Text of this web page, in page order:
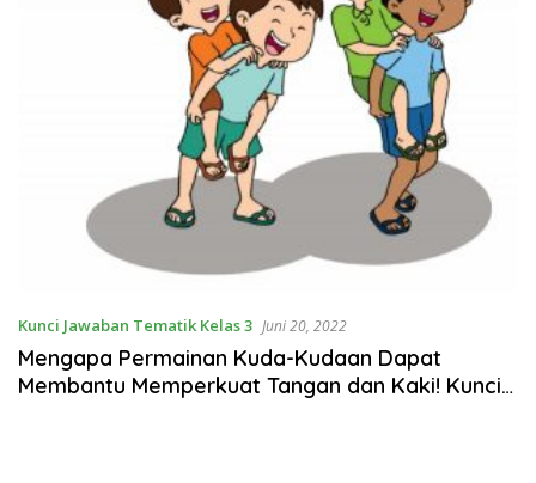
Kunci Jawaban Tematik Kelas 3 Juni 20, 2022
Mengapa Permainan Kuda-Kudaan Dapat
Membantu Memperkuat Tangan dan Kaki! Kunci